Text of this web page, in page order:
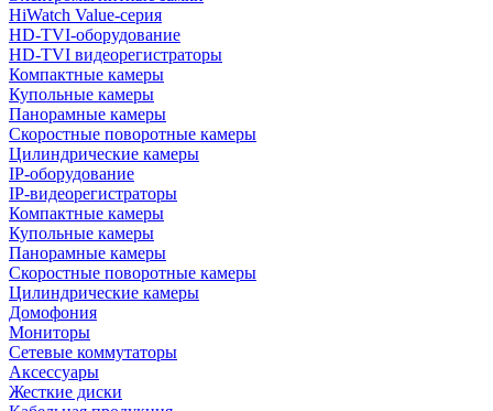
HiWatch Value-серия
HD-TVI-оборудование
HD-TVI видеорегистраторы
Компактные камеры
Купольные камеры
Панорамные камеры
Скоростные поворотные камеры
Цилиндрические камеры
IP-оборудование
IP-видеорегистраторы
Компактные камеры
Купольные камеры
Панорамные камеры
Скоростные поворотные камеры
Цилиндрические камеры
Домофония
Мониторы
Сетевые коммутаторы
Аксессуары
Жесткие диски